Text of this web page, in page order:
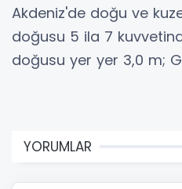
Akdeniz'de doğu ve
doğusu 5 ila 7
doğusu yer yer 3,0 m;
YORUMLAR